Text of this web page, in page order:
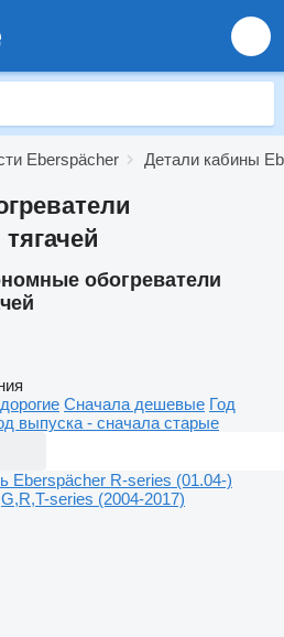
Eberspächer Детали кабины
обогреватели
Сначала дешевые Год
выпуска - сначала старые